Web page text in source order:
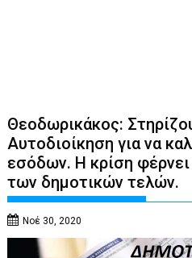
Θεοδωρικάκος:
Αυτοδιοίκηση για να
εσόδων. Η κρίση
των δημοτικών τελών.
Νοέ 30, 2020